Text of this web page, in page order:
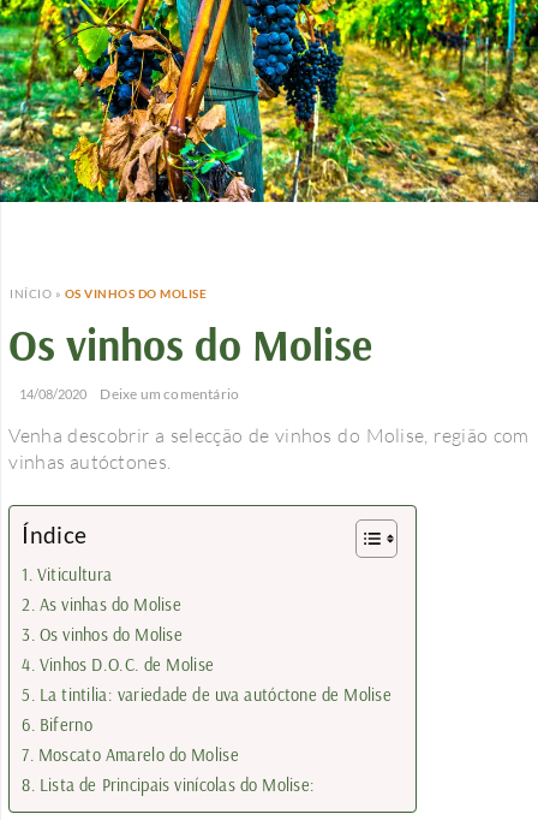
INÍCIO » OS VINHOS DO MOLISE
Os vinhos do Molise
14/08/2020 Deixe um comentário
Venha descobrir a selecção de vinhos do Molise, região com
vinhas autóctones.
Índice
Viticultura
As vinhas do Molise
Os vinhos do Molise
Vinhos D.O.C. de Molise
La tintilia: variedade de uva autóctone de Molise
Biferno
Moscato Amarelo do Molise
Lista de Principais vinícolas do Molise: